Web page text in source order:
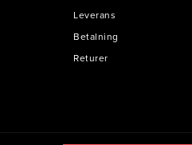
Leverans
Betalning
Returer